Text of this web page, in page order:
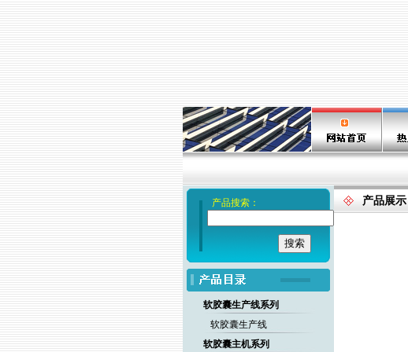
产品搜索：
软胶囊生产线系列
软胶囊生产线
软胶囊主机系列
产品展示